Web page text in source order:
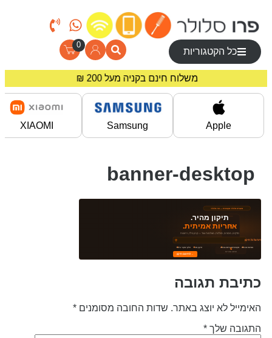
כל הקטגוריות
0
מחירים מיוחדים לרוכשים באתר!
משלוח חינם בקניה מעל 200 ₪
Apple
Samsung
XIAOMI
banner-desktop
תגובה
לא יוצג באתר. שדות החובה מסומנים*
שלך*